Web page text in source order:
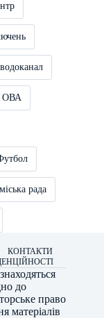
ОВА
рада
КОНТАКТИ
до
право
матеріалів